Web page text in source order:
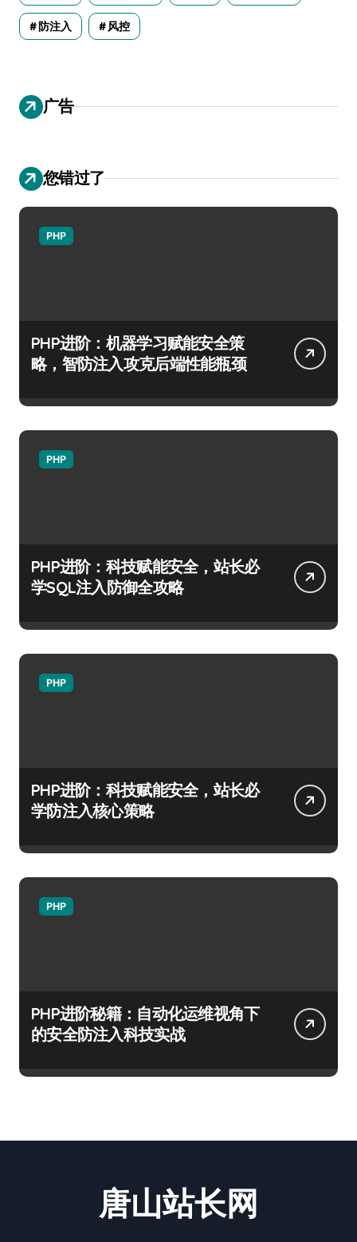
防注入 风控
广告
您错过了
PHP
PHP进阶：机器学习赋能安全策
略，智防注入攻克后端性能瓶颈
PHP
PHP进阶：科技赋能安全，站长必
学SQL注入防御全攻略
PHP
PHP进阶：科技赋能安全，站长必
学防注入核心策略
PHP
PHP进阶秘籍：自动化运维视角下
的安全防注入科技实战
唐山站长网